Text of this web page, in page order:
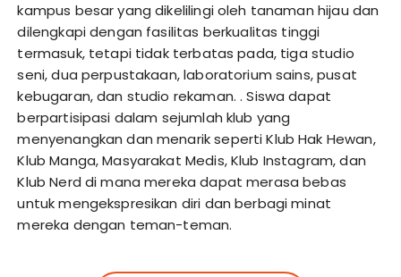
kampus besar yang dikelilingi oleh tanaman hijau dan
dilengkapi dengan fasilitas berkualitas tinggi
termasuk, tetapi tidak terbatas pada, tiga studio
seni, dua perpustakaan, laboratorium sains, pusat
kebugaran, dan studio rekaman. . Siswa dapat
berpartisipasi dalam sejumlah klub yang
menyenangkan dan menarik seperti Klub Hak Hewan,
Klub Manga, Masyarakat Medis, Klub Instagram, dan
Klub Nerd di mana mereka dapat merasa bebas
untuk mengekspresikan diri dan berbagi minat
mereka dengan teman-teman.